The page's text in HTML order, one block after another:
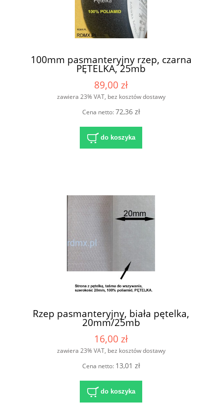
100mm pasmanteryjny rzep, czarna
PĘTELKA, 25mb
89,00 zł
zawiera 23% VAT, bez kosztów dostawy
Cena netto:72,36 zł
do koszyka
Rzep pasmanteryjny, biała pętelka,
20mm/25mb
16,00 zł
zawiera 23% VAT, bez kosztów dostawy
Cena netto: 13,01 zł
do koszyka